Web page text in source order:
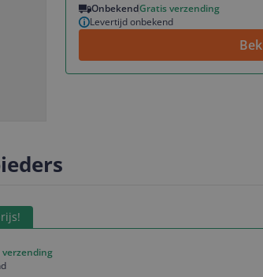
OnbekendGratis verzending
Levertijd onbekend